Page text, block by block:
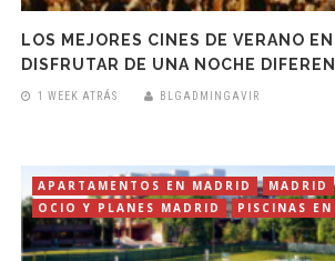
LOS MEJORES CINES DE VERANO
DISFRUTAR DE UNA NOCHE
1 WEEK ATRÁS BLGADMINGAVIR
APARTAMENTOS EN MADRID
MADRID
OCIO Y PLANES MADRID
PISCINAS